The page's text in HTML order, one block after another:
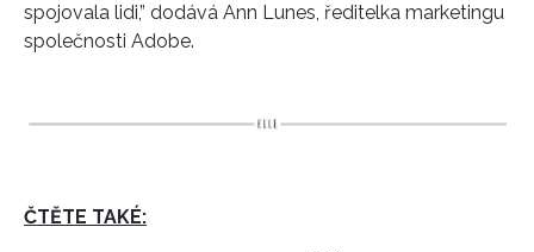
spojovala lidi,” dodává Ann Lunes, ředitelka marketingu
společnosti Adobe.
ČTĚTE TAKÉ: